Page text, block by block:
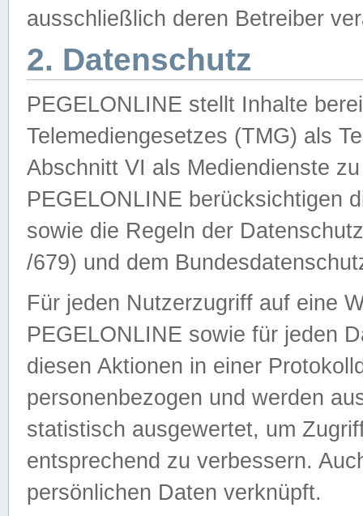
ausschließlich deren Betreiber
2. Datenschutz
PEGELONLINE stellt Inhalte
Telemediengesetzes (TMG) als
Abschnitt VI als Mediendienste
PEGELONLINE berücksichtigen
sowie die Regeln der
/679) und dem
Für jeden Nutzerzugriff auf eine
PEGELONLINE sowie für jeden
diesen Aktionen in einer
personenbezogen und werden
statistisch ausgewertet, um
entsprechend zu verbessern.
persönlichen Daten verknüpft.